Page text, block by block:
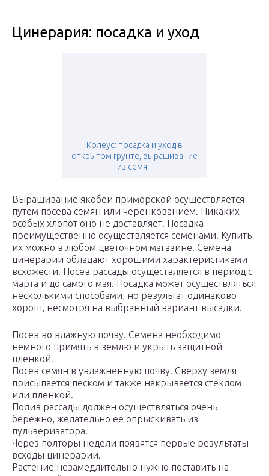
Цинерария: посадка и уход
Колеус: посадка и уход в
открытом грунте, выращивание
из семян
Выращивание якобеи приморской осуществляется
путем посева семян или черенкованием. Никаких
особых хлопот оно не доставляет. Посадка
преимущественно осуществляется семенами. Купить
их можно в любом цветочном магазине. Семена
цинерарии обладают хорошими характеристиками
всхожести. Посев рассады осуществляется в период с
марта и до самого мая. Посадка может осуществляться
несколькими способами, но результат одинаково
хорош, несмотря на выбранный вариант высадки.
Посев во влажную почву. Семена необходимо
немного примять в землю и укрыть защитной
пленкой.
Посев семян в увлажненную почву. Сверху земля
присыпается песком и также накрывается стеклом
или пленкой.
Полив рассады должен осуществляться очень
бережно, желательно ее опрыскивать из
пульверизатора.
Через полторы недели появятся первые результаты –
всходы цинерарии.
Растение незамедлительно нужно поставить на